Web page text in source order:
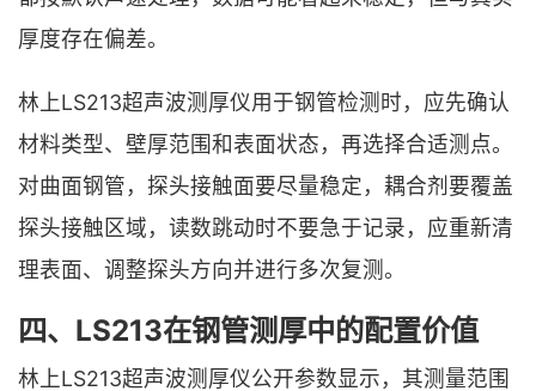
厚度存在偏差。
林上LS213超声波测厚仪用于钢管检测时，应先确认
材料类型、壁厚范围和表面状态，再选择合适测点。
对曲面钢管，探头接触面要尽量稳定，耦合剂要覆盖
探头接触区域，读数跳动时不要急于记录，应重新清
理表面、调整探头方向并进行多次复测。
四、LS213在钢管测厚中的配置价值
林上LS213超声波测厚仪公开参数显示，其测量范围